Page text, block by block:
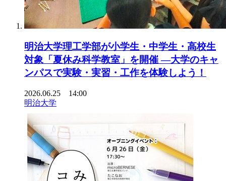
明治大学理工学部が小学生・中学生・高校生
対象「夏休み科学教室」を開催 ―大学のキャ
ンパスで実験・実習・工作を体験しよう！
2026.06.25 14:00
明治大学